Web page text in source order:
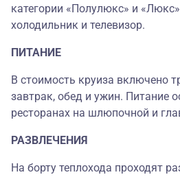
категории «Полулюкс» и
холодильник и телевизор.
ПИТАНИЕ
В стоимость круиза включено
завтрак, обед и ужин. Питание
ресторанах на шлюпочной и
РАЗВЛЕЧЕНИЯ
На борту теплохода проходят